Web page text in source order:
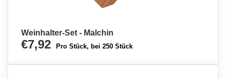
Weinhalter-Set - Malchin
€7,92 Pro Stück, bei 250 Stück